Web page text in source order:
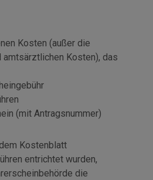
Kosten (außer die
amtsärztlichen Kosten), das
(mit Antragsnummer)
Kostenblatt
entrichtet wurden,
die